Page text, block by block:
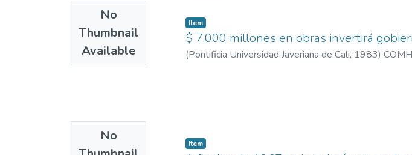
No
Thumbnail
Available
No
Item
$ 7.000 millones en obras invertirá
(Pontificia Universidad Javeriana de Cali, 1983)
Item